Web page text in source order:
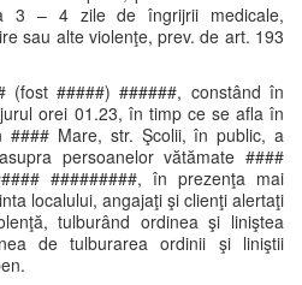
3 – 4 zile de îngrijrii medicale,
sau alte violenţe, prev. de art. 193
(fost #####) ######, constând în
orei 01.23, în timp ce se afla în
#### Mare, str. Şcolii, în public, a
persoanelor vătămate ####
#########, în prezenţa mai
localului, angajaţi şi clienţi alertaţi
tulburând ordinea şi liniştea
de tulburarea ordinii şi liniştii